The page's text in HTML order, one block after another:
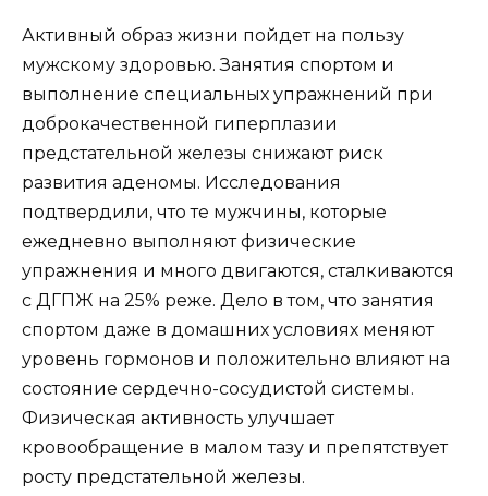
Активный образ жизни пойдет на пользу
мужскому здоровью. Занятия спортом и
выполнение специальных упражнений при
доброкачественной гиперплазии
предстательной железы снижают риск
развития аденомы. Исследования
подтвердили, что те мужчины, которые
ежедневно выполняют физические
упражнения и много двигаются, сталкиваются
с ДГПЖ на 25% реже. Дело в том, что занятия
спортом даже в домашних условиях меняют
уровень гормонов и положительно влияют на
состояние сердечно-сосудистой системы.
Физическая активность улучшает
кровообращение в малом тазу и препятствует
росту предстательной железы.